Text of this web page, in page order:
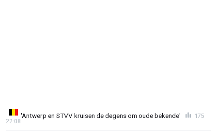
'Antwerp en STVV kruisen de degens om oude bekende'
22:08
175